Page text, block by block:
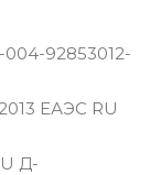
92853012-
ЕАЭС RU
Д-